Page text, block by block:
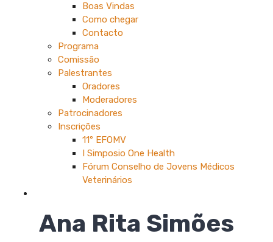
Boas Vindas
Como chegar
Contacto
Programa
Comissão
Palestrantes
Oradores
Moderadores
Patrocinadores
Inscrições
11º EFOMV
I Simposio One Health
Fórum Conselho de Jovens Médicos
Veterinários
Ana Rita Simões